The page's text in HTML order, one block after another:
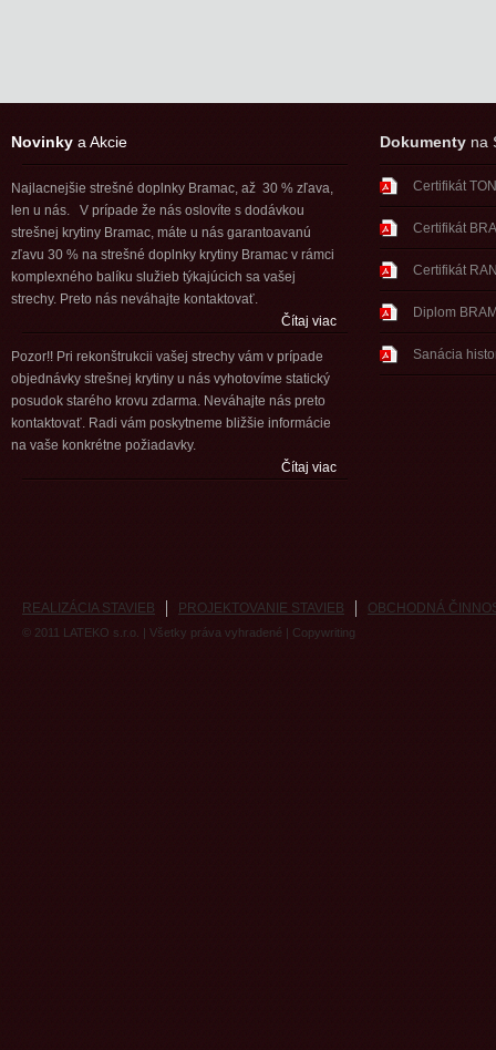
Novinky a Akcie
Najlacnejšie strešné doplnky Bramac, až 30 % zľava,
len u nás. V prípade že nás oslovíte s dodávkou
strešnej krytiny Bramac, máte u nás garantoavanú
zľavu 30 % na strešné doplnky krytiny Bramac v rámci
komplexného balíku služieb týkajúcich sa vašej
strechy. Preto nás neváhajte kontaktovať.
Čítaj viac
Pozor!! Pri rekonštrukcii vašej strechy vám v prípade
objednávky strešnej krytiny u nás vyhotovíme statický
posudok starého krovu zdarma. Neváhajte nás preto
kontaktovať. Radi vám poskytneme bližšie informácie
na vaše konkrétne požiadavky.
Čítaj viac
Dokumentyna
Certifikát
Certifikát
Certifikát
Diplom
Sanácia
REALIZÁCIA STAVIEB PROJEKTOVANIE STAVIEB OBCHODNÁ
© 2011 LATEKO s.r.o. | Všetky práva vyhradené | Copywriting